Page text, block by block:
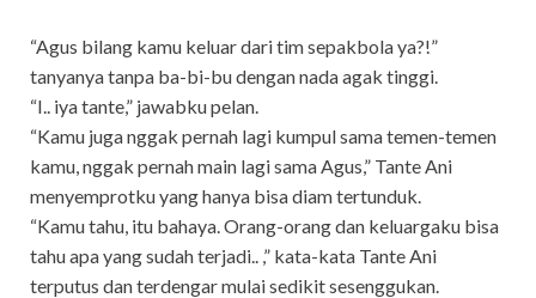
“Agus bilang kamu keluar dari tim sepakbola ya?!”
tanyanya tanpa ba-bi-bu dengan nada agak tinggi.
“I.. iya tante,” jawabku pelan.
“Kamu juga nggak pernah lagi kumpul sama temen-temen
kamu, nggak pernah main lagi sama Agus,” Tante Ani
menyemprotku yang hanya bisa diam tertunduk.
“Kamu tahu, itu bahaya. Orang-orang dan keluargaku bisa
tahu apa yang sudah terjadi.. ,” kata-kata Tante Ani
terputus dan terdengar mulai sedikit sesenggukan.